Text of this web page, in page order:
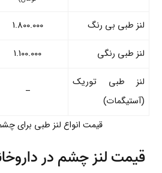
لنز طبی بی رنگ 1.800.000
لنز طبی رنگی 1.100.000
لنز طبی توریک
(آستیگمات)
–
قیمت انواع لنز طبی برای چشم
قیمت لنز چشم در